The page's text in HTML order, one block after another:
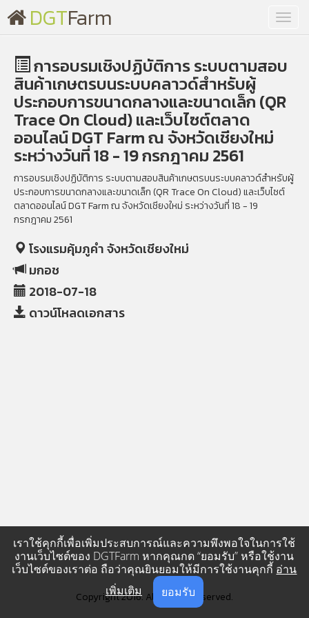
DGTFarm
การอบรมเชิงปฏิบัติการ ระบบตามสอบ
สินค้าเกษตรบนระบบคลาวด์สำหรับผู้
ประกอบการขนาดกลางและขนาดเล็ก (QR
Trace On Cloud) และเว็บไซต์ตลาด
ออนไลน์ DGT Farm ณ จังหวัดเชียงใหม่
ระหว่างวันที่ 18 - 19 กรกฎาคม 2561
การอบรมเชิงปฏิบัติการ ระบบตามสอบสินค้าเกษตรบนระบบคลาวด์สำหรับผู้
ประกอบการขนาดกลางและขนาดเล็ก (QR Trace On Cloud) และเว็บไซต์
ตลาดออนไลน์ DGT Farm ณ จังหวัดเชียงใหม่ ระหว่างวันที่ 18 - 19
กรกฎาคม 2561
โรงแรมคุ้มภูคำ จังหวัดเชียงใหม่
มกอช
2018-07-18
ดาวน์โหลดเอกสาร
เราใช้คุกกี้เพื่อเพิ่มประสบการณ์และความพึงพอใจในการใช้
งานเว็บไซต์ของ DGTFarm หากคุณกด “ยอมรับ” หรือใช้งาน
เว็บไซต์ของเราต่อ ถือว่าคุณยินยอมให้มีการใช้งานคุกกี้ อ่าน
เพิ่มเติม
ยอมรับ
Copyright 2016. All Rights Reserved.